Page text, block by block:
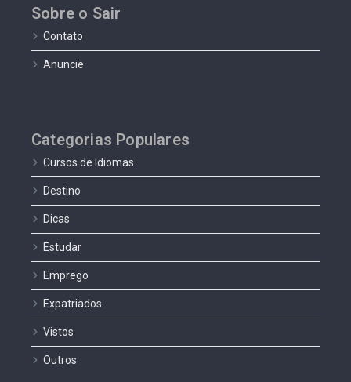
Sobre o Sair
Contato
Anuncie
Categorias Populares
Cursos de Idiomas
Destino
Dicas
Estudar
Emprego
Expatriados
Vistos
Outros